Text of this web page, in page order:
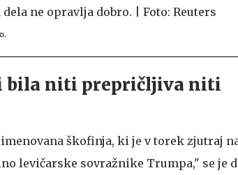
bila niti prepričljiva niti
škofinja, ki je v torek zjutraj
levičarske sovražnike Trumpa," se je